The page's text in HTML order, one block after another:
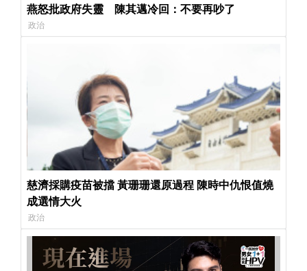
燕怒批政府失靈 陳其邁冷回：不要再吵了
政治
慈濟採購疫苗被擋 黃珊珊還原過程 陳時中仇恨值燒
成選情大火
政治